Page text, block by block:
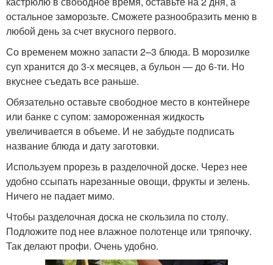
остальное заморозьте. Сможете разнообразить меню в
любой день за счет вкусного первого.
Со временем можно запасти 2–3 блюда. В морозилке
суп хранится до 3-х месяцев, а бульон — до 6-ти. Но
вкуснее съедать все раньше.
Обязательно оставьте свободное место в контейнере
или банке с супом: замороженная жидкость
увеличивается в объеме. И не забудьте подписать
название блюда и дату заготовки.
Используем прорезь в разделочной доске. Через нее
удобно ссыпать нарезанные овощи, фрукты и зелень.
Ничего не падает мимо.
Чтобы разделочная доска не скользила по столу.
Подложите под нее влажное полотенце или тряпочку.
Так делают профи. Очень удобно.